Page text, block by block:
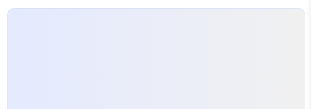
받음 비생물적 요인 → 생물 영향 ⚡️ 빛 - 빛의 세기 & 파장